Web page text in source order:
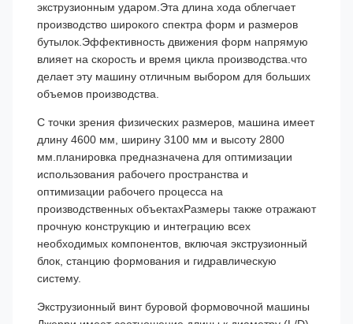
экструзионным ударом.Эта длина хода облегчает
производство широкого спектра форм и размеров
бутылок.Эффективность движения форм напрямую
влияет на скорость и время цикла производства.что
делает эту машину отличным выбором для больших
объемов производства.
С точки зрения физических размеров, машина имеет
длину 4600 мм, ширину 3100 мм и высоту 2800
мм.планировка предназначена для оптимизации
использования рабочего пространства и
оптимизации рабочего процесса на
производственных объектахРазмеры также отражают
прочную конструкцию и интеграцию всех
необходимых компонентов, включая экструзионный
блок, станцию формования и гидравлическую
систему.
Экструзионный винт буровой формовочной машины